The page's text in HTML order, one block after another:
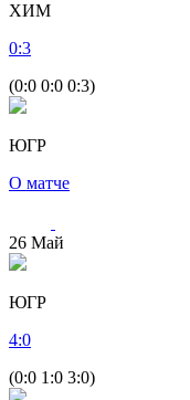
ХИМ
0:3
(0:0 0:0 0:3)
ЮГР
О матче
26 Май
ЮГР
4:0
(0:0 1:0 3:0)